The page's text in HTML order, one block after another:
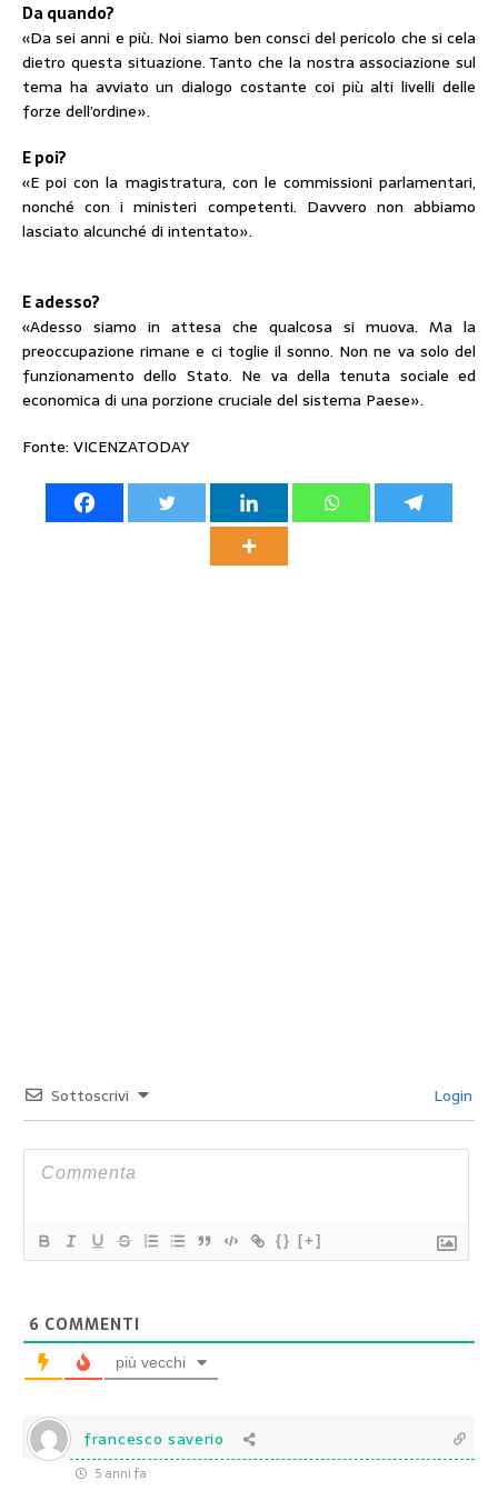
Da quando?
«Da sei anni e più. Noi siamo ben consci del pericolo che si cela
dietro questa situazione. Tanto che la nostra associazione sul
tema ha avviato un dialogo costante coi più alti livelli delle
forze dell’ordine».
E poi?
«E poi con la magistratura, con le commissioni parlamentari,
nonché con i ministeri competenti. Davvero non abbiamo
lasciato alcunché di intentato».
E adesso?
«Adesso siamo in attesa che qualcosa si muova. Ma la
preoccupazione rimane e ci toglie il sonno. Non ne va solo del
funzionamento dello Stato. Ne va della tenuta sociale ed
economica di una porzione cruciale del sistema Paese».
Fonte: VICENZATODAY
Sottoscrivi Login
{} [+]
6 COMMENTI
più vecchi
francesco saverio
5 anni fa